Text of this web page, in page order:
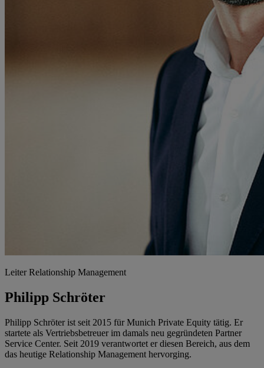
Leiter Relationship Management
Philipp Schröter
Philipp Schröter ist seit 2015 für Munich Private Equity tätig. Er
startete als Vertriebsbetreuer im damals neu gegründeten Partner
Service Center. Seit 2019 verantwortet er diesen Bereich, aus dem
das heutige Relationship Management hervorging.